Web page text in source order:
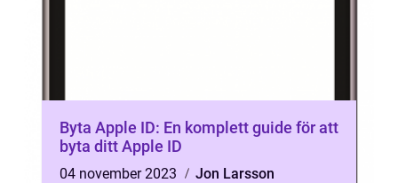
Byta Apple ID: En komplett guide för att
byta ditt Apple ID
04 november 2023
Jon Larsson